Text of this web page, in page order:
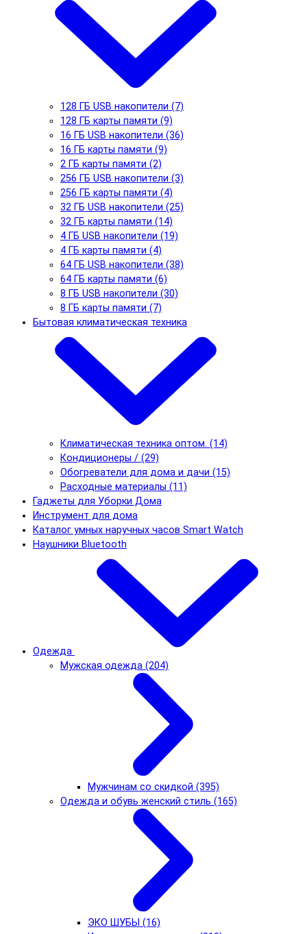
128 ГБ USB накопители (7)
128 ГБ карты памяти (9)
16 ГБ USB накопители (36)
16 ГБ карты памяти (9)
2 ГБ карты памяти (2)
256 ГБ USB накопители (3)
256 ГБ карты памяти (4)
32 ГБ USB накопители (25)
32 ГБ карты памяти (14)
4 ГБ USB накопители (19)
4 ГБ карты памяти (4)
64 ГБ USB накопители (38)
64 ГБ карты памяти (6)
8 ГБ USB накопители (30)
8 ГБ карты памяти (7)
Бытовая климатическая техника
Климатическая техника оптом. (14)
Кондиционеры / (29)
Обогреватели для дома и дачи (15)
Расходные материалы (11)
Гаджеты для Уборки Дома
Инструмент для дома
Каталог умных наручных часов Smart Watch
Наушники Bluetooth
Одежда
Мужская одежда (204)
Мужчинам со скидкой (395)
Одежда и обувь женский стиль (165)
ЭКО ШУБЫ (16)